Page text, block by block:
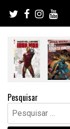
content
Pesquisar
Pesquisar
por: